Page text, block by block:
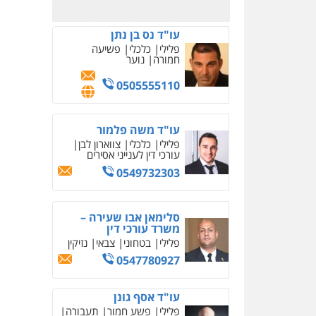
שחר לדובסקי, עו"ד
פלילי מעצרים וחקירות
עבירות המתה עורכי דין
לענייני אסירים
0507913332
עו"ד איהאב ג'לג'ולי
פלילי מעצרים וחקירות
עורכי דין לענייני אסירים
0505216700
עו"ד שלומי שרון
פלילי צבאי מעצרים
וחקירות
0547342002
עו"ד אלון קריטי